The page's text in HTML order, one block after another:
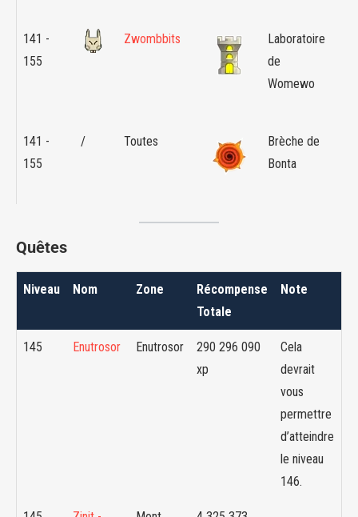
141 -
155
Zwombbits
Laboratoire
de
Womewo
141 -
155
/ Toutes
Brèche de
Bonta
Quêtes
Niveau Nom Zone
Récompense
Totale
Note
145 Enutrosor Enutrosor
290 296 090
xp
Cela
devrait
vous
permettre
d’atteindre
le niveau
146.